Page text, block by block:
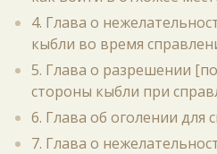
4. Глава о
кыбли во время
5. Глава о разрешении
стороны кыбли при
6. Глава об оголении для
7. Глава о